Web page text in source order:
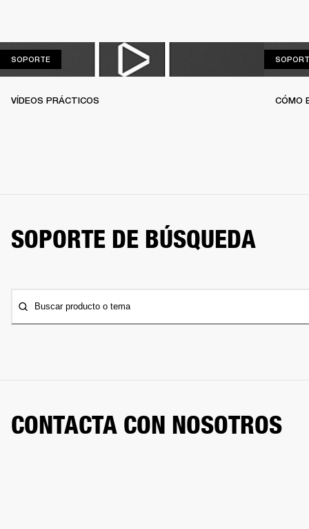
SOPORTESOPORTE
VÍDEOS PRÁCTICOS CÓMO
SOPORTE DE BÚSQUEDA
Buscar producto o tema
CONTACTA CON NOSOTROS